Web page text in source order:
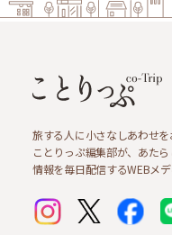
旅する人に小さなしあわせを
ことりっぷ編集部が、あた
情報を毎日配信するWEBメデ